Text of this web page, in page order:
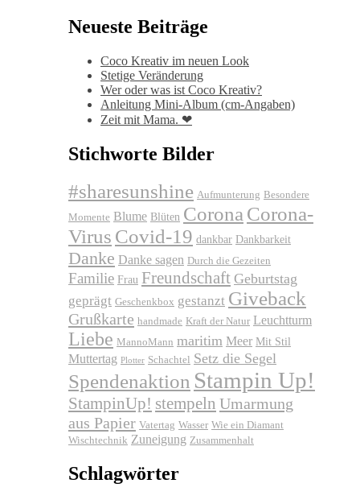
Neueste Beiträge
Coco Kreativ im neuen Look
Stetige Veränderung
Wer oder was ist Coco Kreativ?
Anleitung Mini-Album (cm-Angaben)
Zeit mit Mama. ❤
Stichworte Bilder
#sharesunshine Aufmunterung Besondere
Momente Blume Blüten CoronaCorona-
Virus Covid-19 dankbar Dankbarkeit
Danke Danke sagen Durch die Gezeiten
Familie Frau Freundschaft Geburtstag
geprägt Geschenkbox gestanzt Giveback
Grußkarte handmade Kraft der Natur Leuchtturm
Liebe MannoMann maritim Meer Mit Stil
Muttertag Plotter Schachtel Setz die Segel
Spendenaktion Stampin Up!
StampinUp! stempeln Umarmung
aus Papier Vatertag Wasser Wie ein Diamant
Wischtechnik Zuneigung Zusammenhalt
Schlagwörter